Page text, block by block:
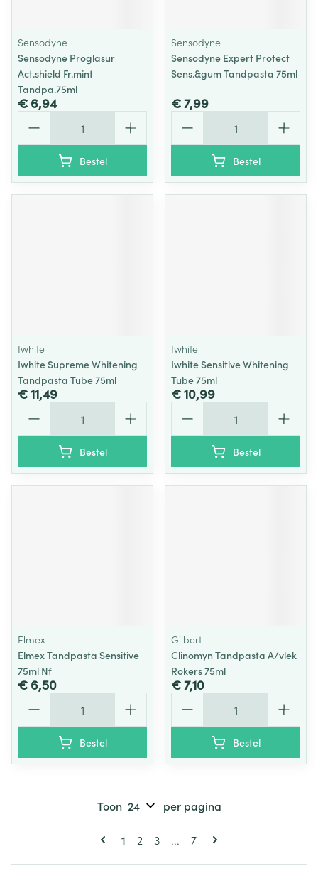
Sensodyne
Sensodyne Proglasur
Act.shield Fr.mint
Tandpa.75ml
€ 6,94
Bestel
Sensodyne
Sensodyne Expert Protect
Sens.&gum Tandpasta 75ml
€ 7,99
Bestel
Iwhite
Iwhite Supreme Whitening
Tandpasta Tube 75ml
€ 11,49
Bestel
Iwhite
Iwhite Sensitive Whitening
Tube 75ml
€ 10,99
Bestel
Elmex
Elmex Tandpasta Sensitive
75ml Nf
€ 6,50
Bestel
Gilbert
Clinomyn Tandpasta A/vlek
Rokers 75ml
€ 7,10
Bestel
Pagina's
U lees momenteel pagina
1 Pagina
2 Pagina
3 ... Pagina
7
Toon per pagina